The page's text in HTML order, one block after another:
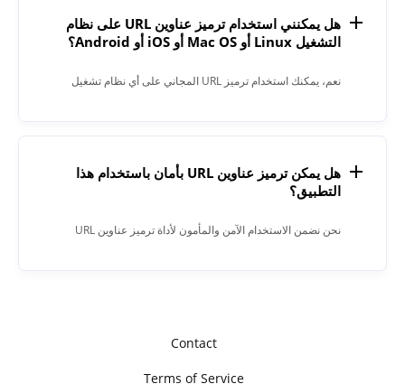
هل يمكنني استخدام ترميز عناوين URL على نظام
التشغيل Linux أو Mac OS أو iOS أو Android؟
نعم، يمكنك استخدام ترميز URL المجاني على أي نظام تشغيل
هل يمكن ترميز عناوين URL بأمان باستخدام هذا
التطبيق؟
نحن نضمن الاستخدام الآمن والمأمون لأداة ترميز عناوين URL
Contact
Terms of Service